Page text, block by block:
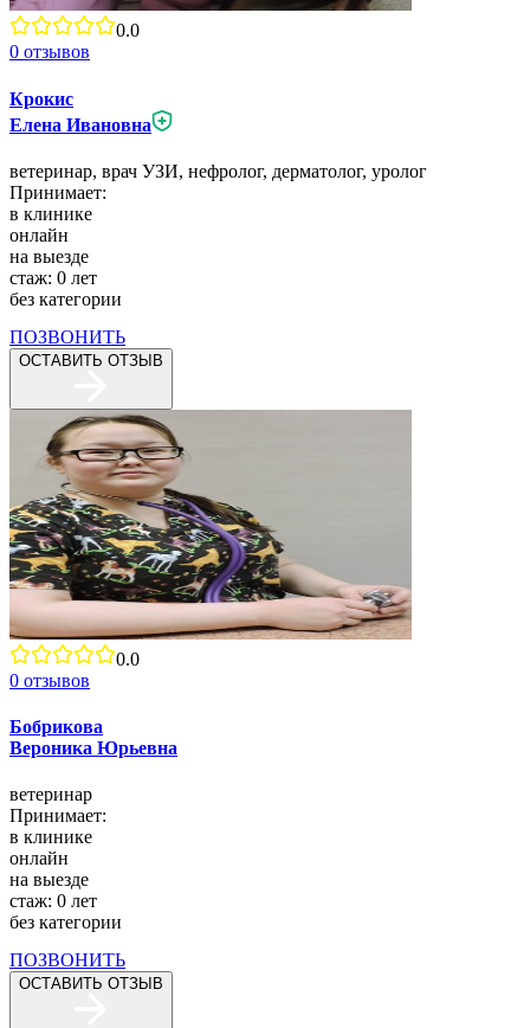
0.0
0 отзывов
Крокис
Елена Ивановна
ветеринар, врач УЗИ, нефролог, дерматолог, уролог
Принимает:
в клинике
онлайн
на выезде
стаж: 0 лет
без категории
ПОЗВОНИТЬ
ОСТАВИТЬ ОТЗЫВ
0.0
0 отзывов
Бобрикова
Вероника Юрьевна
ветеринар
Принимает:
в клинике
онлайн
на выезде
стаж: 0 лет
без категории
ПОЗВОНИТЬ
ОСТАВИТЬ ОТЗЫВ